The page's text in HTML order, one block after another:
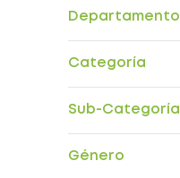
Departamento
Categoría
Sub-Categoría
Género